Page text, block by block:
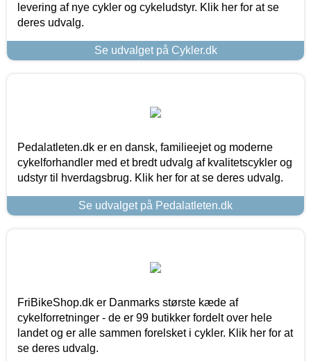
levering af nye cykler og cykeludstyr. Klik her for at se
deres udvalg.
Se udvalget på Cykler.dk
Pedalatleten.dk er en dansk, familieejet og moderne
cykelforhandler med et bredt udvalg af kvalitetscykler og
udstyr til hverdagsbrug. Klik her for at se deres udvalg.
Se udvalget på Pedalatleten.dk
FriBikeShop.dk er Danmarks største kæde af
cykelforretninger - de er 99 butikker fordelt over hele
landet og er alle sammen forelsket i cykler. Klik her for at
se deres udvalg.